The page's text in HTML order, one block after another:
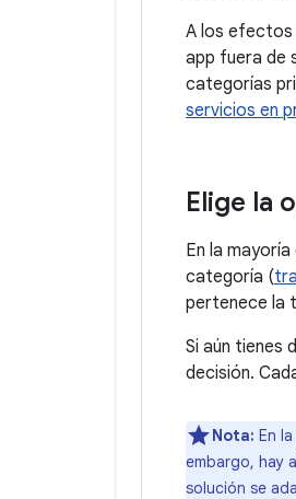
A los efectos
app fuera de
categorías
servicios en
Elige la
En la
categoría (
pertenece la
Si aún tienes
decisión.
Nota: En
embargo, hay
solución se